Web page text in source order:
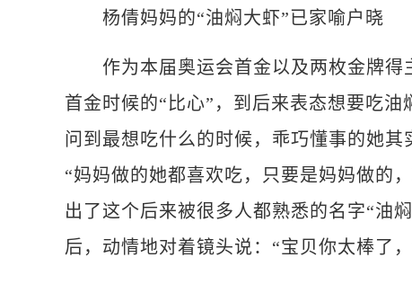
杨倩妈妈的“油焖大虾”已家喻户晓
作为本届奥运会首金以及两枚金牌得
首金时候的“比心”，到后来表态想要吃
问到最想吃什么的时候，乖巧懂事的她
“妈妈做的她都喜欢吃，只要是妈妈做的
出了这个后来被很多人都熟悉的名字“油
后，动情地对着镜头说：“宝贝你太棒了